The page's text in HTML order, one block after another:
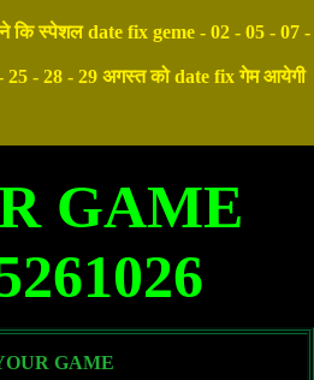
कि स्पेशल date fix geme - 02 - 05 - 07 -
25 - 28 - 29 अगस्त को date fix गेम आयेगी
GAME
GAME